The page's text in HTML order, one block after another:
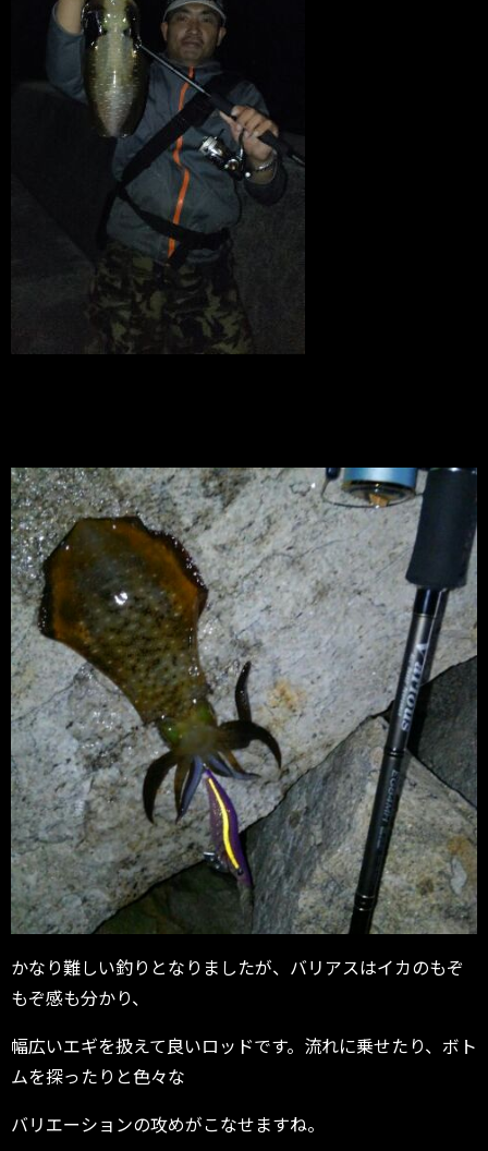
かなり難しい釣りとなりましたが、バリアスはイカのもぞ
もぞ感も分かり、
幅広いエギを扱えて良いロッドです。流れに乗せたり、ボト
ムを探ったりと色々な
バリエーションの攻めがこなせますね。